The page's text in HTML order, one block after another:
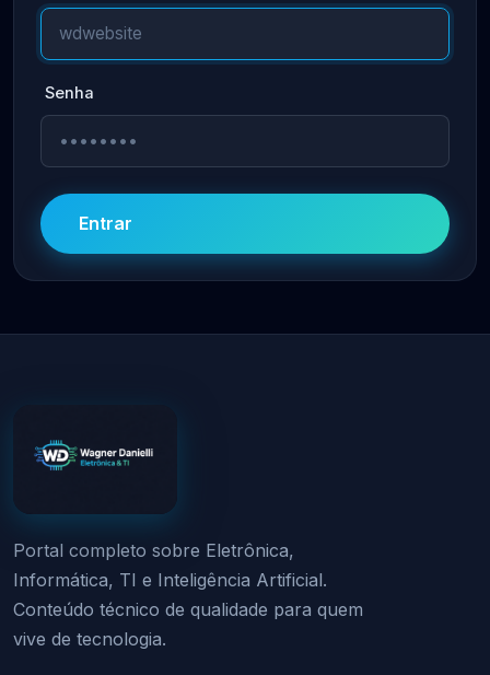
Senha
Entrar
Portal completo sobre Eletrônica,
Informática, TI e Inteligência Artificial.
Conteúdo técnico de qualidade para quem
vive de tecnologia.